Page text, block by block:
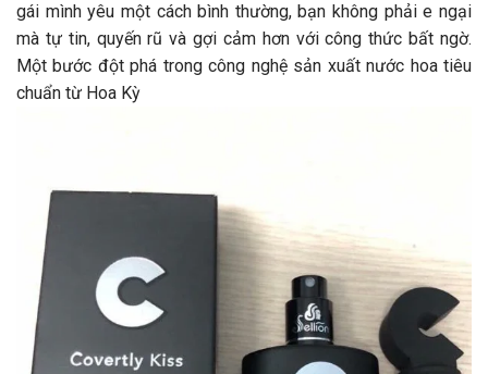
gái mình yêu một cách bình thường, bạn không phải e ngại
mà tự tin, quyến rũ và gợi cảm hơn với công thức bất ngờ.
Một bước đột phá trong công nghệ sản xuất nước hoa tiêu
chuẩn từ Hoa Kỳ